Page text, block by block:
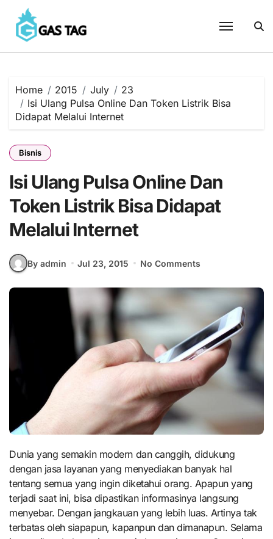
content
Home 2015 July
23
Isi Ulang Pulsa Online Dan Token Listrik Bisa
Didapat Melalui Internet
Bisnis
Isi Ulang Pulsa Online Dan
Token Listrik Bisa Didapat
Melalui Internet
By admin Jul 23, 2015 No Comments
Dunia yang semakin modern dan canggih, didukung
dengan jasa layanan yang menyediakan banyak hal
tentang semua yang ingin diketahui orang. Apapun yang
terjadi saat ini, bisa dipastikan informasinya langsung
menyebar. Dengan jangkauan yang lebih luas. Artinya tak
terbatas oleh siapapun, kapanpun dan dimanapun. Selama